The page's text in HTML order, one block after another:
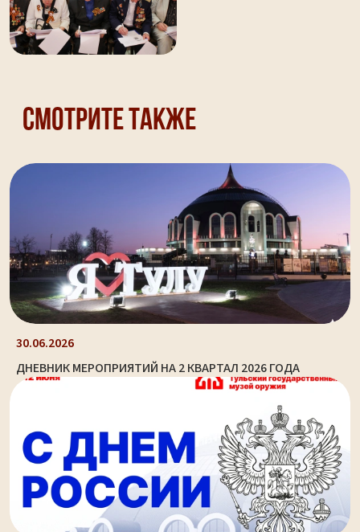
Смотрите также
30.06.2026
ДНЕВНИК МЕРОПРИЯТИЙ НА 2 КВАРТАЛ 2026 ГОДА